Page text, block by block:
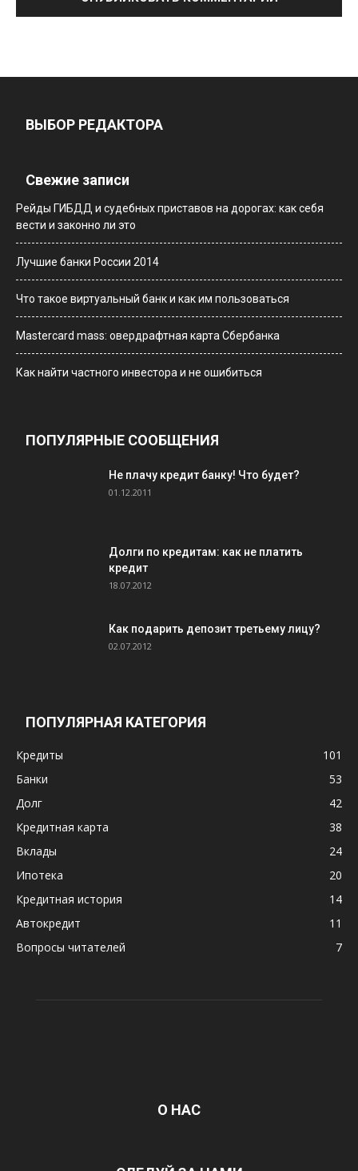
ВЫБОР РЕДАКТОРА
Свежие записи
Рейды ГИБДД и судебных приставов на дорогах: как себя
вести и законно ли это
Лучшие банки России 2014
Что такое виртуальный банк и как им пользоваться
Мastercard mass: овердрафтная карта Сбербанка
Как найти частного инвестора и не ошибиться
ПОПУЛЯРНЫЕ СООБЩЕНИЯ
Не плачу кредит банку! Что будет?
01.12.2011
Долги по кредитам: как не платить
кредит
18.07.2012
Как подарить депозит третьему лицу?
02.07.2012
ПОПУЛЯРНАЯ КАТЕГОРИЯ
Кредиты
101
Банки
53
Долг
42
Кредитная карта
38
Вклады
24
Ипотека
20
Кредитная история
14
Автокредит
11
Вопросы читателей
7
О НАС